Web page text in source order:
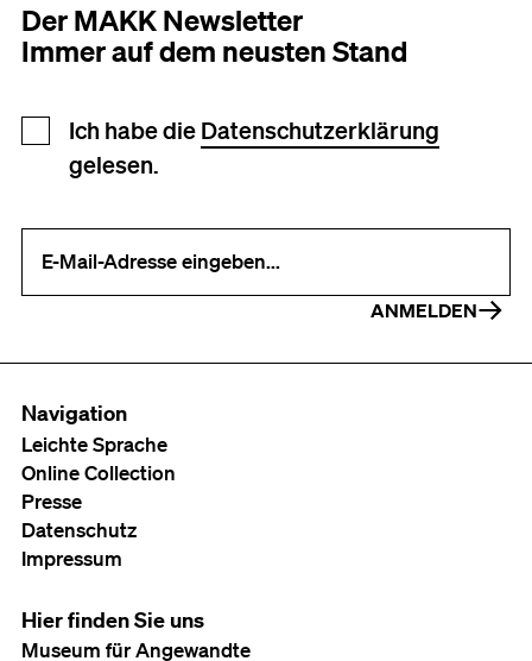
Der MAKK Newsletter
Immer auf dem neusten Stand
Newsletter Anmeldung
Ich habe die Datenschutzerklärung
gelesen.
ANMELDEN
Navigation
Leichte Sprache
Online Collection
Presse
Datenschutz
Impressum
Hier finden Sie uns
Museum für Angewandte